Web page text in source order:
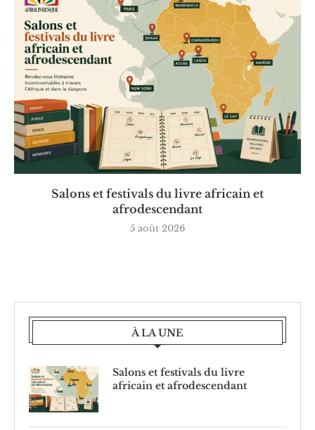
Salons et festivals du livre africain et
afrodescendant
5 août 2026
À LA UNE
Salons et festivals du livre
africain et afrodescendant